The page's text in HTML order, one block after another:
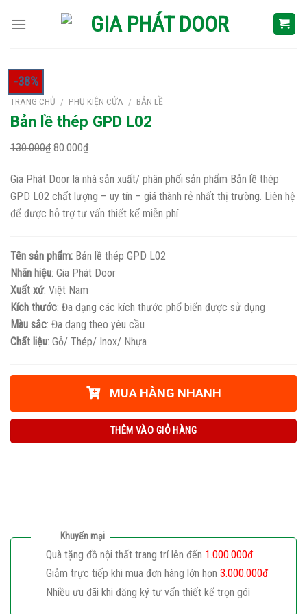
-38%
TRANG CHỦ / PHỤ KIỆN CỬA / BẢN LỀ
Bản lề thép GPD L02
130.000₫ Giá
là:
130.000₫.
80.000₫Giá
tại
là:
80.000₫.
Gia Phát Door là nhà sản xuất/ phân phối sản phẩm Bản lề thép
GPD L02 chất lượng – uy tín – giá thành rẻ nhất thị trường. Liên hệ
để được hỗ trợ tư vấn thiết kế miễn phí
Tên sản phẩm: Bản lề thép GPD L02
Nhãn hiệu: Gia Phát Door
Xuất xứ: Việt Nam
Kích thước: Đa dạng các kích thước phổ biến được sử dụng
Màu sắc: Đa dạng theo yêu cầu
Chất liệu: Gỗ/ Thép/ Inox/ Nhựa
MUA HÀNG NHANH
THÊM VÀO GIỎ HÀNG
Khuyến mại
Quà tặng đồ nội thất trang trí lên đến 1.000.000đ
Giảm trực tiếp khi mua đơn hàng lớn hơn 3.000.000đ
Nhiều ưu đãi khi đăng ký tư vấn thiết kế trọn gói